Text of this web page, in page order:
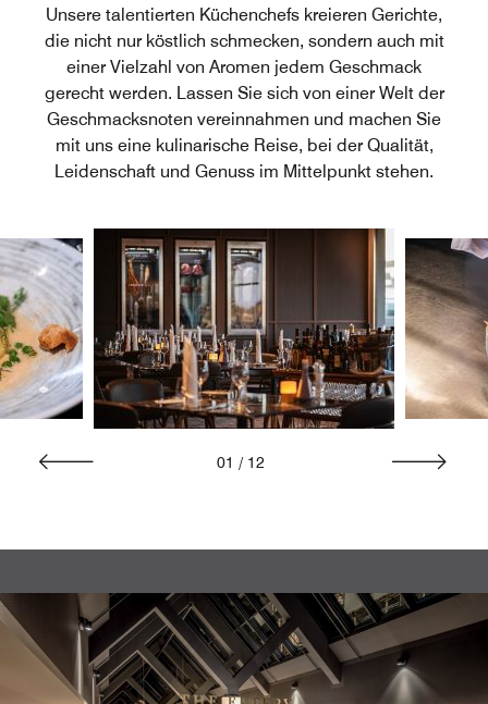
Unsere talentierten Küchenchefs kreieren Gerichte,
die nicht nur köstlich schmecken, sondern auch mit
einer Vielzahl von Aromen jedem Geschmack
gerecht werden. Lassen Sie sich von einer Welt der
Geschmacksnoten vereinnahmen und machen Sie
mit uns eine kulinarische Reise, bei der Qualität,
Leidenschaft und Genuss im Mittelpunkt stehen.
01 / 12